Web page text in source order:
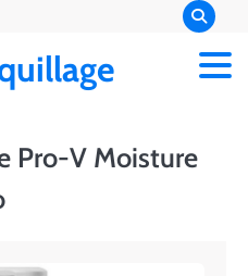
Pro-V Moisture